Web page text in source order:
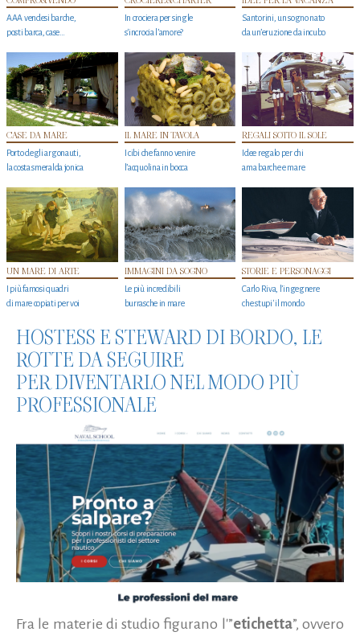
AAA vendesi barche,
posti barca, case…
In crociera per single
s'incrocia l’amore?
Santorini, un sogno nato
da un’eruzione da incubo
CASE DA MARE
Porto degli argonauti,
la costa smeralda jonica
IL MARE IN TAVOLA
I cibi che fanno venire
l’acquolina in bocca
REGALI SOTTO IL SOLE
Idee regalo per chi
ama barche e mare
UN MARE DI ARTE
I più famosi quadri
di mare copiati per voi
IMMAGINI DA SOGNO
Le più incredibili
burrasche in mare
STORIE E PERSONAGGI
Carlo Riva, l’ingegnere
che stupi' il mondo
HOSTESS E STEWARD DI BORDO, LE
ROTTE DA SEGUIRE
PER DIVENTARLO NEL MODO PIÙ
PROFESSIONALE
Fra le materie di studio figurano l'”etichetta”, ovvero